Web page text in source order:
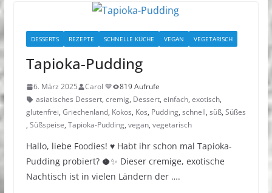
DESSERTS REZEPTE SCHNELLE KÜCHE VEGAN VEGETARISCH
Tapioka-Pudding
6. März 2025 Carol 💙
819 Aufrufe
asiatisches Dessert, cremig, Dessert, einfach, exotisch,
glutenfrei, Griechenland, Kokos, Kos, Pudding, schnell, süß, Süßes
, Süßspeise, Tapioka-Pudding, vegan, vegetarisch
Hallo, liebe Foodies! ♥︎ Habt ihr schon mal Tapioka-
Pudding probiert? 🥥✨ Dieser cremige, exotische
Nachtisch ist in vielen Ländern der ….